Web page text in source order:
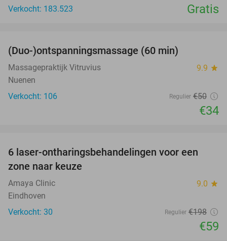
Verkocht: 183.523
Gratis
(Duo-)ontspanningsmassage (60 min)
Massagepraktijk Vitruvius 9.9 star
Nuenen
Verkocht: 106
Regulier €50
€34
70%
6 laser-ontharingsbehandelingen voor een
zone naar keuze
Amaya Clinic 9.0 star
Eindhoven
Verkocht: 30
Regulier €198
€59